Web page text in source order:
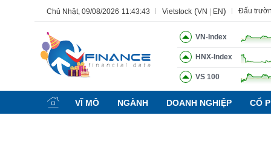
Chủ Nhật, 09/08/2026 11:43:44 Vietstock (VN EN) Đấu
VN-Index
HNX-Index
VS 100
VĨ MÔ NGÀNH DOANH NGHIỆP CỔ
Tính năng Ngành Mã chứng khoán Lãnh